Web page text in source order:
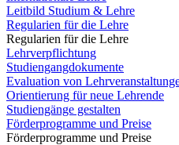
Leitbild Studium & Lehre
Regularien für die Lehre
Regularien für die Lehre
Lehrverpflichtung
Studiengangdokumente
Evaluation von
Orientierung für neue Lehrende
Studiengänge gestalten
Förderprogramme und Preise
Förderprogramme und Preise